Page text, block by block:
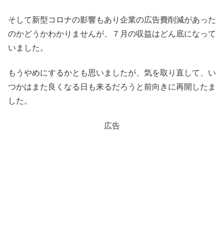
そして新型コロナの影響もあり企業の広告費削減があった
のかどうかわかりませんが、７月の収益はどん底になって
いました。
もうやめにするかとも思いましたが、気を取り直して、い
つかはまた良くなる日も来るだろうと前向きに再開したま
した。
広告